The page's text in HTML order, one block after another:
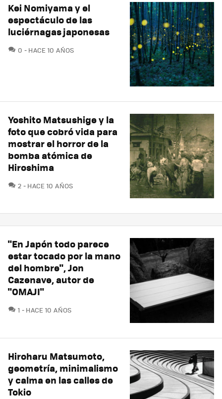
Kei Nomiyama y el
espectáculo de las
luciérnagas japonesas
0 COMENTARIOS
HACE 10 AÑOS
Yoshito Matsushige y la
foto que cobró vida para
mostrar el horror de la
bomba atómica de
Hiroshima
2 COMENTARIOS
HACE 10 AÑOS
"En Japón todo parece
estar tocado por la mano
del hombre", Jon
Cazenave, autor de
"OMAJI"
1 COMENTARIOS
HACE 10 AÑOS
Hiroharu Matsumoto,
geometría, minimalismo
y calma en las calles de
Tokio